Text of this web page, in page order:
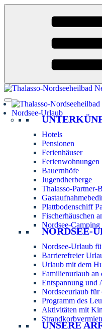
Zum
Nordsee-Urlaub
Hotels
Pensionen
Ferienhäuser
Ferienwohnungen
Bauernhöfe
Jugendherberge
Thalasso-Partner-
Plattbodenschiff
Fischerhäuschen
Nordsee-Camping
NORDSEE-
Nordsee-Urlaub
Barrierefreier
Urlaub mit dem
Familienurlaub an
Entspannung und
Nordseeurlaub
Programm des
Aktivitäten mit
UNSERE